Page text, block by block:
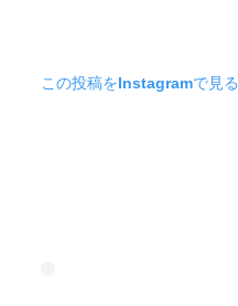
この投稿をInstagramで見る